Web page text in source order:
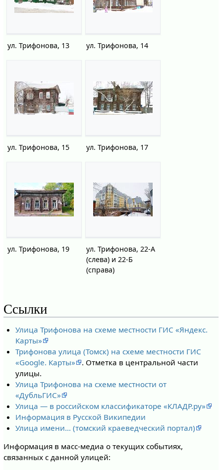
ул. Трифонова, 13 ул. Трифонова, 14
ул. Трифонова, 15 ул. Трифонова, 17
ул. Трифонова, 19
ул. Трифонова, 22-А
(слева) и 22-Б
(справа)
Ссылки
Улица Трифонова на схеме местности ГИС «Яндекс.
Карты»
Трифонова улица (Томск) на схеме местности ГИС
«Google. Карты»
. Отметка в центральной части
улицы.
Улица Трифонова на схеме местности от
«ДубльГИС»
Улица — в российском классификаторе «КЛАДР.ру»
Информация в Русской Википедии
Улица имени… (томский краеведческий портал)
Информация в масс-медиа о текущих событиях,
связанных с данной улицей: